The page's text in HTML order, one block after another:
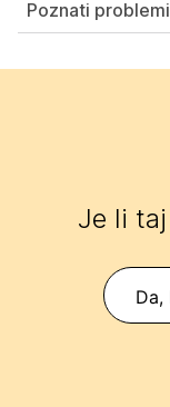
Poznati problemi
Je li
Da,